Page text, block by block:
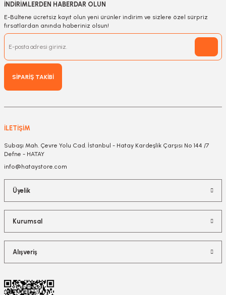
İNDİRİMLERDEN HABERDAR OLUN
E-Bültene ücretsiz kayıt olun yeni ürünler indirim ve sizlere özel sürpriz
fırsatlardan anında haberiniz olsun!
SİPARİŞ TAKİBİ
İLETİŞİM
Subaşı Mah. Çevre Yolu Cad. İstanbul - Hatay Kardeşlik Çarşısı No 144 /7
Defne - HATAY
info@hataystore.com
Üyelik
Kurumsal
Alışveriş